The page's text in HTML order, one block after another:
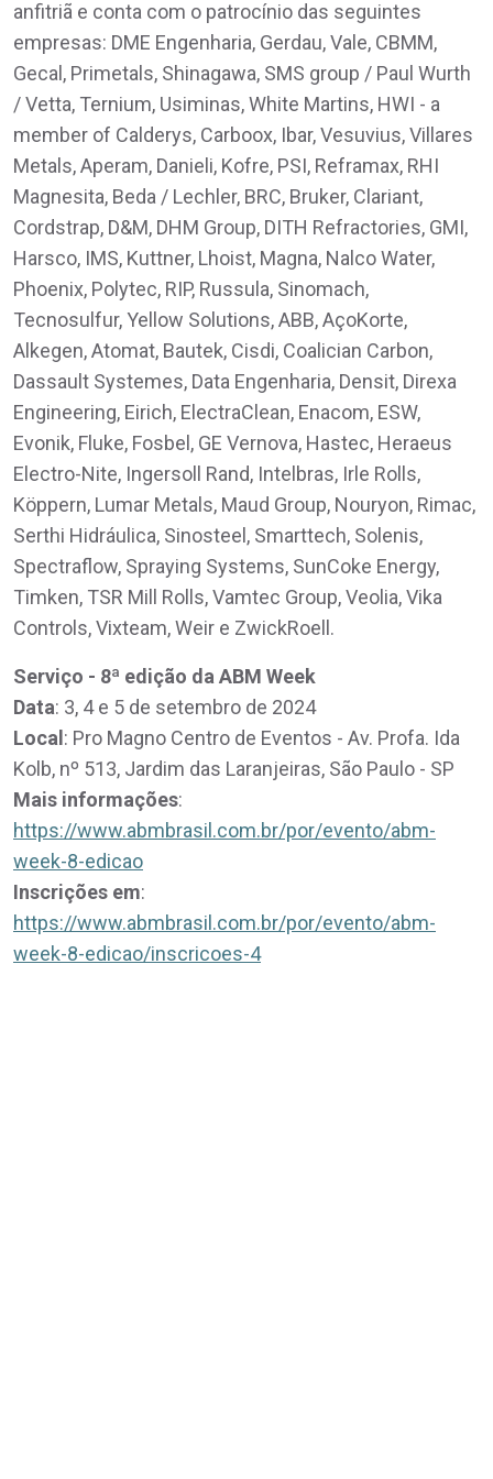
anfitriã e conta com o patrocínio das seguintes
empresas: DME Engenharia, Gerdau, Vale, CBMM,
Gecal, Primetals, Shinagawa, SMS group / Paul Wurth
/ Vetta, Ternium, Usiminas, White Martins, HWI - a
member of Calderys, Carboox, Ibar, Vesuvius, Villares
Metals, Aperam, Danieli, Kofre, PSI, Reframax, RHI
Magnesita, Beda / Lechler, BRC, Bruker, Clariant,
Cordstrap, D&M, DHM Group, DITH Refractories, GMI,
Harsco, IMS, Kuttner, Lhoist, Magna, Nalco Water,
Phoenix, Polytec, RIP, Russula, Sinomach,
Tecnosulfur, Yellow Solutions, ABB, AçoKorte,
Alkegen, Atomat, Bautek, Cisdi, Coalician Carbon,
Dassault Systemes, Data Engenharia, Densit, Direxa
Engineering, Eirich, ElectraClean, Enacom, ESW,
Evonik, Fluke, Fosbel, GE Vernova, Hastec, Heraeus
Electro-Nite, Ingersoll Rand, Intelbras, Irle Rolls,
Köppern, Lumar Metals, Maud Group, Nouryon, Rimac,
Serthi Hidráulica, Sinosteel, Smarttech, Solenis,
Spectraflow, Spraying Systems, SunCoke Energy,
Timken, TSR Mill Rolls, Vamtec Group, Veolia, Vika
Controls, Vixteam, Weir e ZwickRoell.
Serviço - 8ª edição da ABM Week
Data: 3, 4 e 5 de setembro de 2024
Local: Pro Magno Centro de Eventos - Av. Profa. Ida
Kolb, nº 513, Jardim das Laranjeiras, São Paulo - SP
Mais informações:
https://www.abmbrasil.com.br/por/evento/abm-
week-8-edicao
Inscrições em:
https://www.abmbrasil.com.br/por/evento/abm-
week-8-edicao/inscricoes-4